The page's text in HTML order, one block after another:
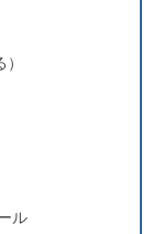
ル